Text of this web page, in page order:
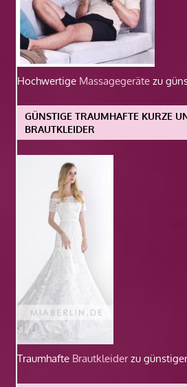
Hochwertige Massagegeräte zu
GÜNSTIGE TRAUMHAFTE KURZE
BRAUTKLEIDER
Traumhafte Brautkleiderzu